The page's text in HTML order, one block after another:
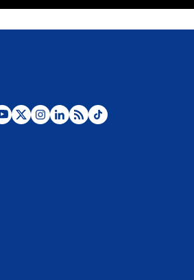
Desde dermatitis hasta infecciones: